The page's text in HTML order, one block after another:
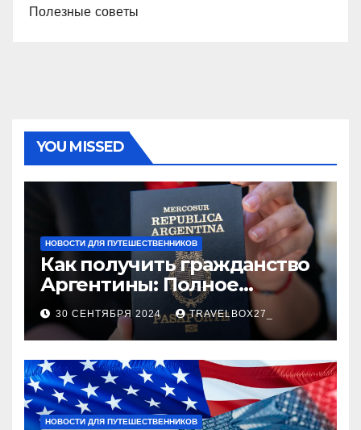
Полезные советы
YOU MISSED
НОВОСТИ ДЛЯ ПУТЕШЕСТВЕННИКОВ
Как получить гражданство
Аргентины: Полное
руководство
30 СЕНТЯБРЯ 2024 TRAVELBOX27_
НОВОСТИ ДЛЯ ПУТЕШЕСТВЕННИКОВ